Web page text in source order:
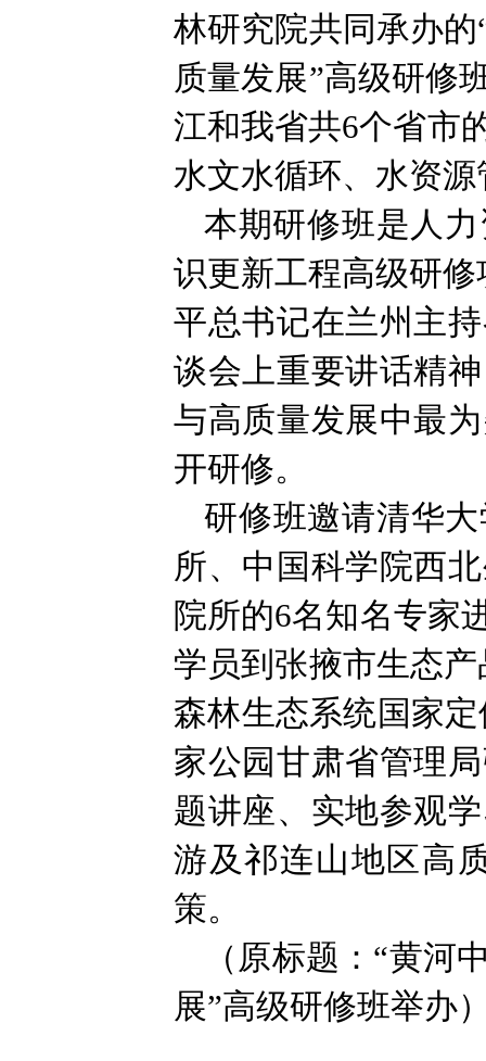
林研究院共同承办
质量发展”高级研修
江和我省共6个省市
水文水循环、水资
本期研修班是人
识更新工程高级研
平总书记在兰州主
谈会上重要讲话精
与高质量发展中最
开研修。
研修班邀请清华
所、中国科学院西
院所的6名知名专家
学员到张掖市生态
森林生态系统国家
家公园甘肃省管理
题讲座、实地参观
游及祁连山地区高
策。
（原标题：“黄河
展”高级研修班举办